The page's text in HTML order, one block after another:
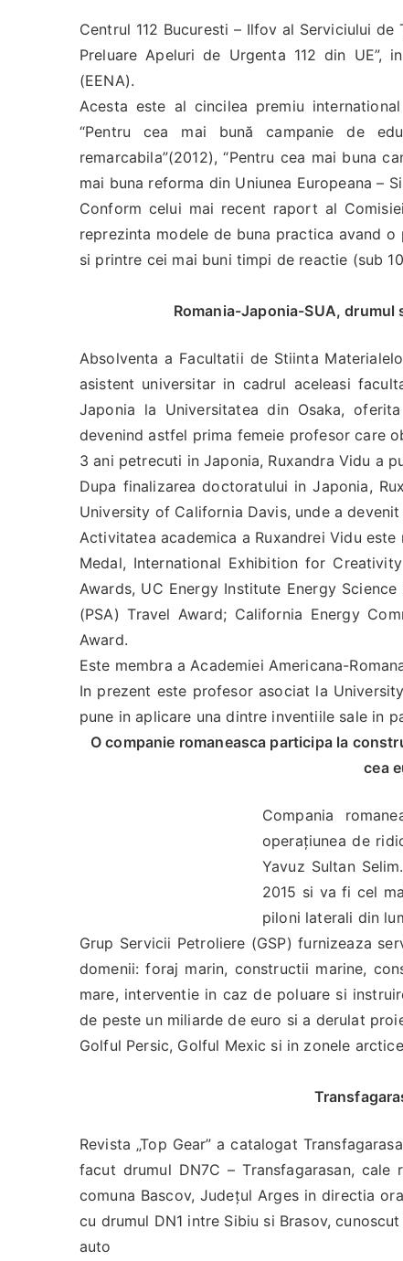
Centrul 112 Bucuresti – Ilfov al Serviciului
Preluare Apeluri de Urgenta 112 din UE”,
(EENA).
Acesta este al cincilea premiu
“Pentru cea mai bună campanie de
remarcabila”(2012), “Pentru cea mai buna
mai buna reforma din Uniunea Europeana –
Conform celui mai recent raport al
reprezinta modele de buna practica avand
si printre cei mai buni timpi de reactie (sub
Romania-Japonia-SUA,
Absolventa a Facultatii de Stiinta
asistent universitar in cadrul aceleasi
Japonia la Universitatea din Osaka,
devenind astfel prima femeie profesor care
3 ani petrecuti in Japonia, Ruxandra Vidu a
Dupa finalizarea doctoratului in Japonia,
University of California Davis, unde a
Activitatea academica a Ruxandrei Vidu
Medal, International Exhibition for
Awards, UC Energy Institute Energy
(PSA) Travel Award; California Energy
Award.
Este membra a Academiei Americana-
In prezent este profesor asociat la
pune in aplicare una dintre inventiile sale in
O companie romaneasca participa la
cea
Compania
operațiunea de
Yavuz Sultan
2015 si va fi cel
piloni laterali din
Grup Servicii Petroliere (GSP) furnizeaza
domenii: foraj marin, constructii marine,
mare, interventie in caz de poluare si
de peste un miliarde de euro si a derulat
Golful Persic, Golful Mexic si in zonele
Revista „Top Gear” a catalogat
facut drumul DN7C – Transfagarasan,
comuna Bascov, Județul Arges in directia
cu drumul DN1 intre Sibiu si Brasov,
auto